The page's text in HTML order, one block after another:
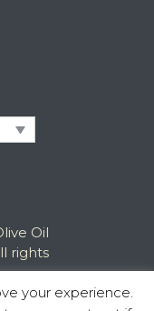
Oil
rights
your experience.